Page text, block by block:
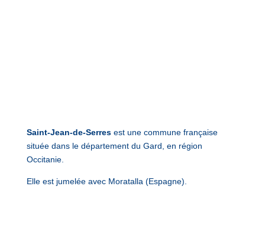
Saint-Jean-de-Serresest une commune française
située dans le département du Gard, en région
Occitanie.
Elle est jumelée avec Moratalla (Espagne).